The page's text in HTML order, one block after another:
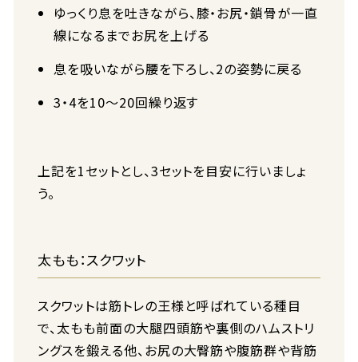
ゆっくり息を吐きながら、膝・お尻・鎖骨が一直
線になるまでお尻を上げる
息を吸いながら腰を下ろし、2の姿勢に戻る
3・4を10〜20回繰り返す
上記を1セットとし、3セットを目安に行いましょ
う。
太もも：スクワット
スクワットは筋トレの王様と呼ばれている種目
で、太もも前面の大腿四頭筋や裏側のハムストリ
ングスを鍛える他、お尻の大臀筋や腹筋群や背筋